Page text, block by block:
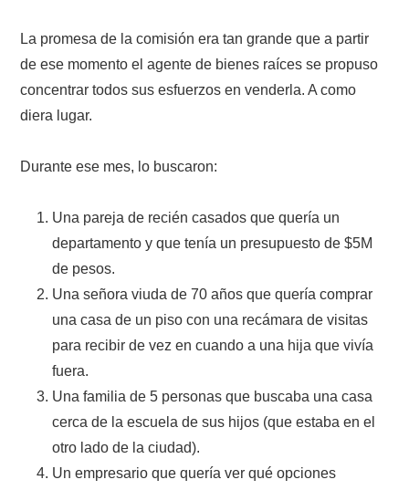
La promesa de la comisión era tan grande que a partir
de ese momento el agente de bienes raíces se propuso
concentrar todos sus esfuerzos en venderla. A como
diera lugar.
Durante ese mes, lo buscaron:
Una pareja de recién casados que quería un
departamento y que tenía un presupuesto de $5M
de pesos.
Una señora viuda de 70 años que quería comprar
una casa de un piso con una recámara de visitas
para recibir de vez en cuando a una hija que vivía
fuera.
Una familia de 5 personas que buscaba una casa
cerca de la escuela de sus hijos (que estaba en el
otro lado de la ciudad).
Un empresario que quería ver qué opciones